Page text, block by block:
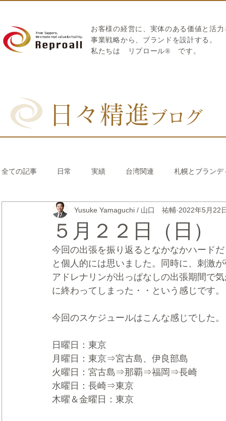
お客様の経営に、実体のある価値と活
​事業戦略から、ブランドを設計する。
私たちは
リプロール® です。
日々精進 ブログ
全ての記事 日常 実績 台湾関連 札幌とブランデ
リブランディング® さとうきび繊維のストロー 中国
CRMブランディング® デジタルマーケティングブランデ
５月２２日（日
Yusuke Yamaguchi / 山口 祐輔 2022年5月22
今回の出張を振り返るとなかなかハード
と個人的には思いました。同時に、刺激
アドレナリンが出っぱなしの出張期間で
に終わってしまった・・という感じです。
今回のスケジュールはこんな感じでした。
日曜日：東京
月曜日：東京⇒宮古島、伊良部島
火曜日：宮古島⇒那覇⇒福岡⇒長崎
水曜日：長崎⇒東京
木曜＆金曜日：東京